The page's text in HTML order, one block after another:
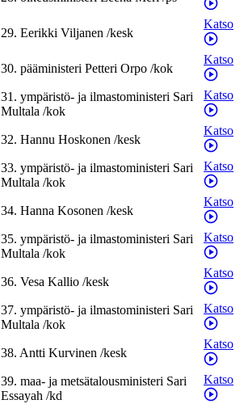
29. Eerikki Viljanen /kesk
Katso
30. pääministeri Petteri Orpo /kok
Katso
31. ympäristö- ja ilmastoministeri Sari
Multala /kok
Katso
32. Hannu Hoskonen /kesk
Katso
33. ympäristö- ja ilmastoministeri Sari
Multala /kok
Katso
34. Hanna Kosonen /kesk
Katso
35. ympäristö- ja ilmastoministeri Sari
Multala /kok
Katso
36. Vesa Kallio /kesk
Katso
37. ympäristö- ja ilmastoministeri Sari
Multala /kok
Katso
38. Antti Kurvinen /kesk
Katso
39. maa- ja metsätalousministeri Sari
Essayah /kd
Katso